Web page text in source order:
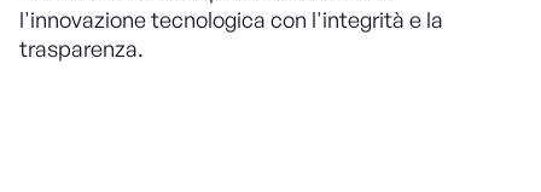
l'innovazione tecnologica con l'integrità e la
trasparenza.